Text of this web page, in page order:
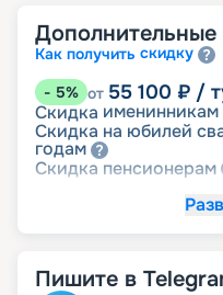
Дополнительные
Как получить скидку
- 5% от 55 100 ₽ /
Скидка именинникам
Скидка на юбилей
годам
Скидка пенсионерам
Пишите в